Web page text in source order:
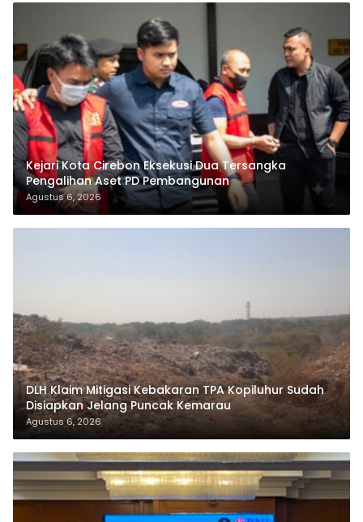
Kejari Kota Cirebon Eksekusi Dua Tersangka
Pengalihan Aset PD Pembangunan
Agustus 6, 2026
DLH Klaim Mitigasi Kebakaran TPA Kopiluhur Sudah
Disiapkan Jelang Puncak Kemarau
Agustus 6, 2026